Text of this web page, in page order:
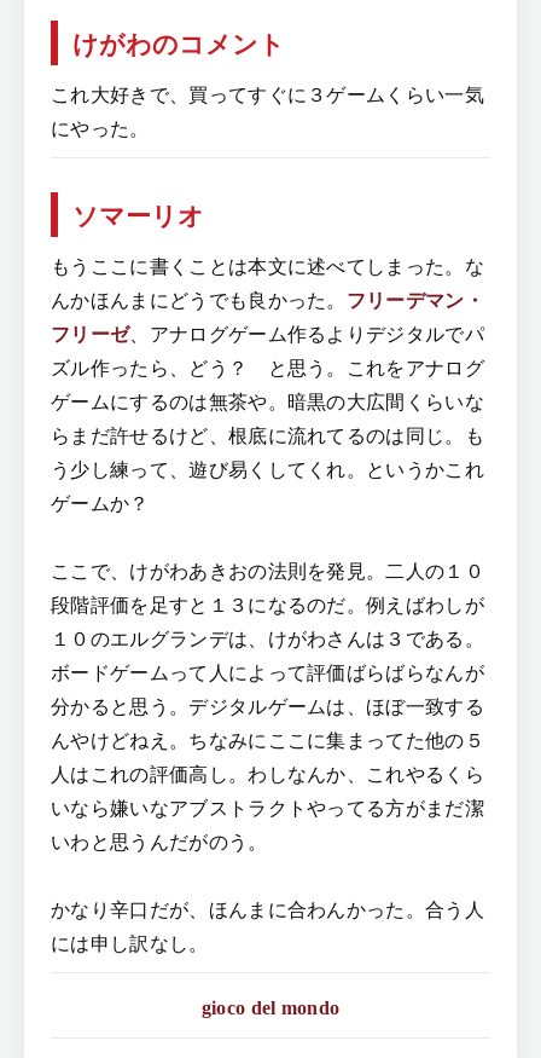
けがわのコメント
これ大好きで、買ってすぐに３ゲームくらい一気
にやった。
ソマーリオ
もうここに書くことは本文に述べてしまった。な
んかほんまにどうでも良かった。 フリーデマン・
フリーゼ、アナログゲーム作るよりデジタルでパ
ズル作ったら、どう？ と思う。これをアナログ
ゲームにするのは無茶や。暗黒の大広間くらいな
らまだ許せるけど、根底に流れてるのは同じ。も
う少し練って、遊び易くしてくれ。というかこれ
ゲームか？
ここで、けがわあきおの法則を発見。二人の１０
段階評価を足すと１３になるのだ。例えばわしが
１０のエルグランデは、けがわさんは３である。
ボードゲームって人によって評価ばらばらなんが
分かると思う。デジタルゲームは、ほぼ一致する
んやけどねえ。ちなみにここに集まってた他の５
人はこれの評価高し。わしなんか、これやるくら
いなら嫌いなアブストラクトやってる方がまだ潔
いわと思うんだがのう。
かなり辛口だが、ほんまに合わんかった。合う人
には申し訳なし。
gioco del mondo